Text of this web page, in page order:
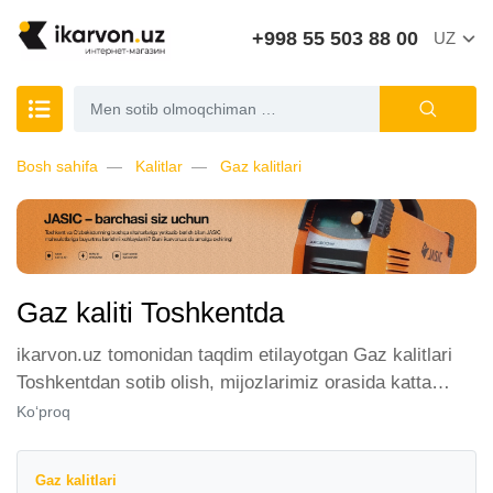
+998 55 503 88 00 UZ
Bosh sahifa Kalitlar Gaz kalitlari
Gaz kaliti Toshkentda
ikarvon.uz tomonidan taqdim etilayotgan Gaz kalitlari
Toshkentdan sotib olish, mijozlarimiz orasida katta
talabga ega. Biz ushbu toifadagi tovarlarni sotish uchun
Ko‘proq
Gaz kalitlari